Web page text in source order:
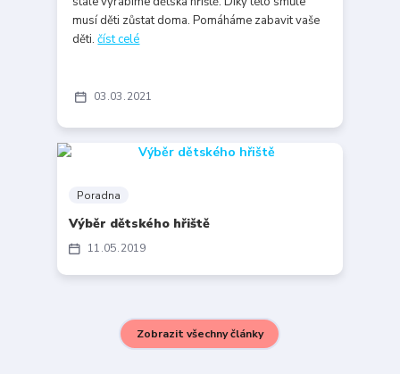
03 03 2021
musí děti zůstat doma. Pomáháme zabavit vaše
děti.číst celé
11 05 2019
Poradna
Výběr dětského hřiště
Zobrazit všechny články